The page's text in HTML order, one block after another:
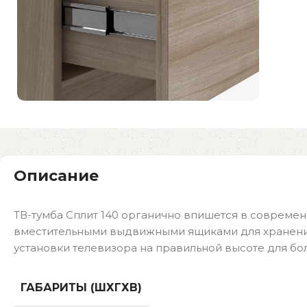
Описание
ТВ-тумба Сплит 140 органично впишется в
вместительными выдвижными ящиками для
установки телевизора на правильной высоте для
ГАБАРИТЫ (ШХГХВ)